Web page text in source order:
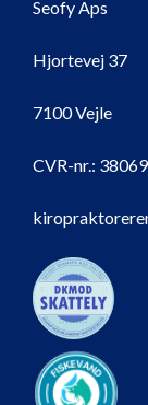
Seofy Aps
Hjortevej 37
7100 Vejle
CVR-nr.: